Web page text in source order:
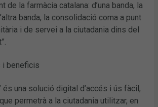
de la farmàcia catalana: d’una banda, la
banda, la consolidació coma a punt
i de servei a la ciutadania dins del
i beneficis
és una solució digital d’accés i ús fàcil,
permetrà a la ciutadania utilitzar, en